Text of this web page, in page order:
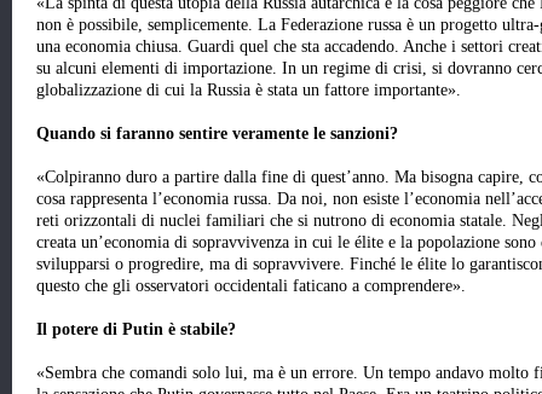
non è possibile, semplicemente. La Federazione russa è un progetto
una economia chiusa. Guardi quel che sta accadendo. Anche i settori
su alcuni elementi di importazione. In un regime di crisi, si dovranno
globalizzazione di cui la Russia è stata un fattore importante».
Quando si faranno sentire veramente le sanzioni?
«Colpiranno duro a partire dalla fine di quest’anno. Ma bisogna capire,
cosa rappresenta l’economia russa. Da noi, non esiste l’economia
reti orizzontali di nuclei familiari che si nutrono di economia statale.
creata un’economia di sopravvivenza in cui le élite e la popolazione
svilupparsi o progredire, ma di sopravvivere. Finché le élite lo
questo che gli osservatori occidentali faticano a comprendere».
Il potere di Putin è stabile?
«Sembra che comandi solo lui, ma è un errore. Un tempo andavo molto